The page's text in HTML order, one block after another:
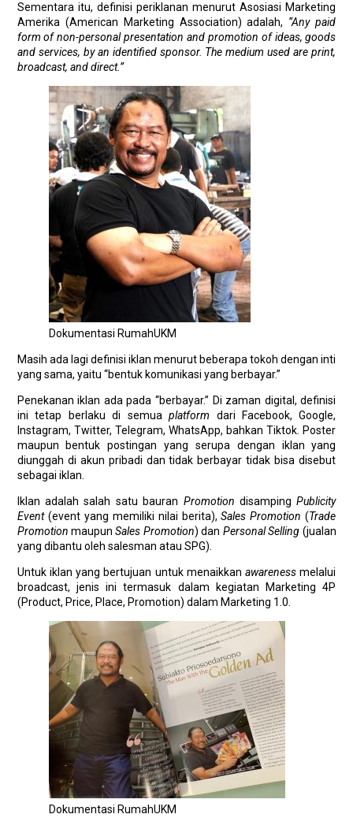
Sementara itu, definisi periklanan menurut Asosiasi Marketing
Amerika (American Marketing Association) adalah, “Any paid
form of non-personal presentation and promotion of ideas, goods
and services, by an identified sponsor. The medium used are print,
broadcast, and direct.”
Dokumentasi RumahUKM
Masih ada lagi definisi iklan menurut beberapa tokoh dengan inti
yang sama, yaitu “bentuk komunikasi yang berbayar.”
Penekanan iklan ada pada “berbayar.” Di zaman digital, definisi
ini tetap berlaku di semua platform dari Facebook, Google,
Instagram, Twitter, Telegram, WhatsApp, bahkan Tiktok. Poster
maupun bentuk postingan yang serupa dengan iklan yang
diunggah di akun pribadi dan tidak berbayar tidak bisa disebut
sebagai iklan.
Iklan adalah salah satu bauran Promotion disampingPublicity
Event (event yang memiliki nilai berita), Sales Promotion (Trade
Promotion maupunSales Promotion) dan Personal Selling (jualan
yang dibantu oleh salesman atau SPG).
Untuk iklan yang bertujuan untuk menaikkan awareness melalui
broadcast, jenis ini termasuk dalam kegiatan Marketing 4P
(Product, Price, Place, Promotion) dalam Marketing 1.0.
Dokumentasi RumahUKM